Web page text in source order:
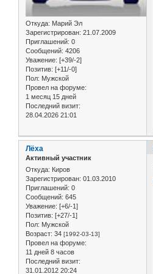
Откуда: Марий Эл
Зарегистрирован: 21.07.2009
Приглашений: 0
Сообщений: 4206
Уважение: [+39/-2]
Позитив: [+11/-0]
Пол: Мужской
Провел на форуме:
1 месяц 15 дней
Последний визит:
28.04.2026 21:01
Лёха
Активный участник
Откуда: Киров
Зарегистрирован: 01.03.2010
Приглашений: 0
Сообщений: 645
Уважение: [+6/-1]
Позитив: [+27/-1]
Пол: Мужской
Возраст: 34 [1992-03-13]
Провел на форуме:
11 дней 8 часов
Последний визит:
31.01.2012 20:24